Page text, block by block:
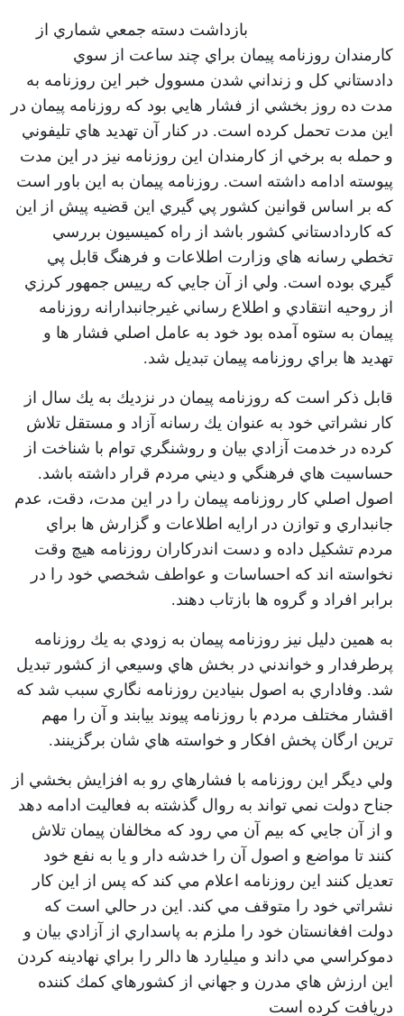
بازداشت دسته جمعي شماري از
كارمندان روزنامه پيمان براي چند ساعت از سوي
دادستاني كل و زنداني شدن مسوول خبر اين روزنامه به
مدت ده روز بخشي از فشار هايي بود كه روزنامه پيمان در
اين مدت تحمل كرده است. در كنار آن تهديد هاي تليفوني
و حمله به برخي از كارمندان اين روزنامه نيز در اين مدت
پيوسته ادامه داشته است. روزنامه پيمان به اين باور است
كه بر اساس قوانين كشور پي گيري اين قضيه پيش از اين
كه كاردادستاني كشور باشد از راه كميسيون بررسي
تخطي رسانه هاي وزارت اطلاعات و فرهنگ قابل پي
گيري بوده است. ولي از آن جايي كه رييس جمهور كرزي
از روحيه انتقادي و اطلاع رساني غيرجانبدارانه روزنامه
پيمان به ستوه آمده بود خود به عامل اصلي فشار ها و
تهديد ها براي روزنامه پيمان تبديل شد.
قابل ذكر است كه روزنامه پيمان در نزديك به يك سال از
كار نشراتي خود به عنوان يك رسانه آزاد و مستقل تلاش
كرده در خدمت آزادي بيان و روشنگري توام با شناخت از
حساسيت هاي فرهنگي و ديني مردم قرار داشته باشد.
اصول اصلي كار روزنامه پيمان را در اين مدت، دقت، عدم
جانبداري و توازن در ارايه اطلاعات و گزارش ها براي
مردم تشكيل داده و دست اندركاران روزنامه هيچ وقت
نخواسته اند كه احساسات و عواطف شخصي خود را در
برابر افراد و گروه ها بازتاب دهند.
به همين دليل نيز روزنامه پيمان به زودي به يك روزنامه
پرطرفدار و خواندني در بخش هاي وسيعي از كشور تبديل
شد. وفاداري به اصول بنيادين روزنامه نگاري سبب شد كه
اقشار مختلف مردم با روزنامه پيوند بيابند و آن را مهم
ترين ارگان پخش افكار و خواسته هاي شان برگزينند.
ولي ديگر اين روزنامه با فشارهاي رو به افزايش بخشي از
جناح دولت نمي تواند به روال گذشته به فعاليت ادامه دهد
و از آن جايي كه بيم آن مي رود كه مخالفان پيمان تلاش
كنند تا مواضع و اصول آن را خدشه دار و يا به نفع خود
تعديل كنند اين روزنامه اعلام مي كند كه پس از اين كار
نشراتي خود را متوقف مي كند. اين در حالي است كه
دولت افغانستان خود را ملزم به پاسداري از آزادي بيان و
دموكراسي مي داند و ميليارد ها دالر را براي نهادينه كردن
اين ارزش هاي مدرن و جهاني از كشورهاي كمك كننده
دريافت كرده است